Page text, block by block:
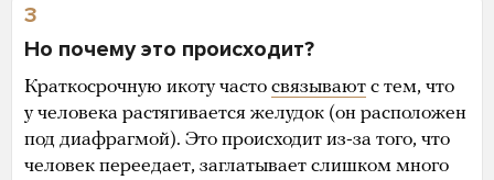
3
Но почему это происходит?
Краткосрочную икоту часто связывают с тем, что
у человека растягивается желудок (он расположен
под диафрагмой). Это происходит из-за того, что
человек переедает, заглатывает слишком много